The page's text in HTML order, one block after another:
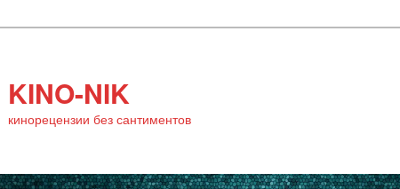
KINO-NIK
кинорецензии без сантиментов